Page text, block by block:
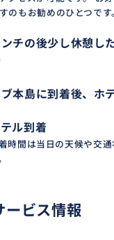
のもお勧めのひとつです
ンチの後少し休憩し
本島に到着後、ホ
ル到着
時間は当日の天候や交
ービス情報